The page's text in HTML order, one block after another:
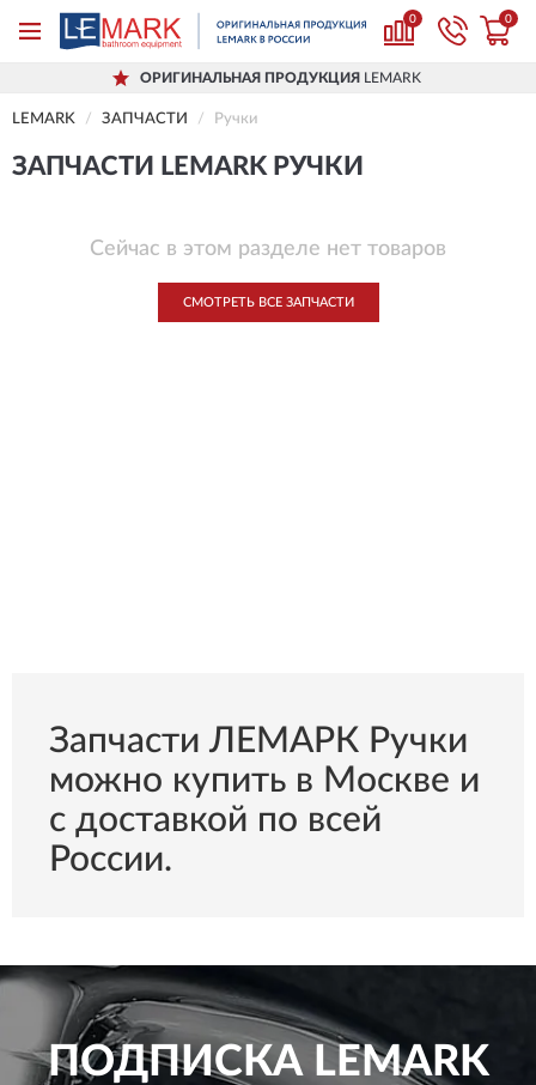
0 0
ОРИГИНАЛЬНАЯ ПРОДУКЦИЯ LEMARK
LEMARK ЗАПЧАСТИ Ручки
ЗАПЧАСТИ LEMARK РУЧКИ
Сейчас в этом разделе нет товаров
СМОТРЕТЬ ВСЕ ЗАПЧАСТИ
Запчасти ЛЕМАРК Ручки
можно купить в Москве и
с доставкой по всей
России.
ПОДПИСКАLEMARK